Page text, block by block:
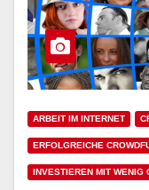
ARBEIT IM INTERNET
ERFOLGREICHE
INVESTIEREN MIT WENIG